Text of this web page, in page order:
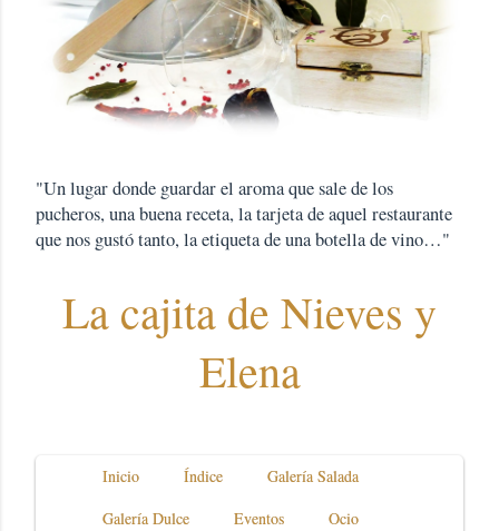
"Un lugar donde guardar el aroma que sale de los
pucheros, una buena receta, la tarjeta de aquel restaurante
que nos gustó tanto, la etiqueta de una botella de vino…"
La cajita de Nieves y
Elena
Inicio Índice
Galería Salada
Galería Dulce
Eventos
Ocio